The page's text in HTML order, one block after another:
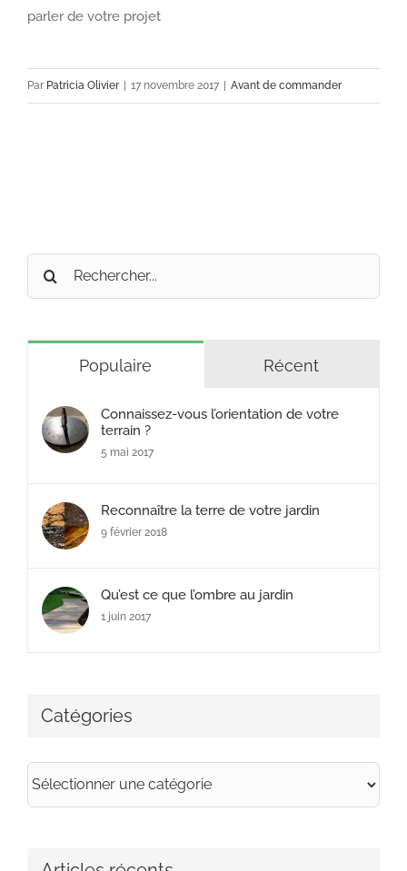
parler de votre projet
Par Patricia Olivier 17 novembre 2017 Avant de commander
Rechercher:
Populaire Récent
Connaissez-vous l’orientation de votre
terrain ?
5 mai 2017
Reconnaître la terre de votre jardin
9 février 2018
Qu’est ce que l’ombre au jardin
1 juin 2017
Catégories
Catégories